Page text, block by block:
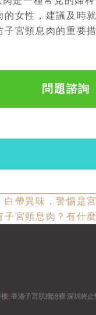
的女性，建議及時
子宮頸息肉的重要
問題諮詢
白帶異味，警惕是
子宮頸息肉？有什
接:香港子宮肌瘤治療 深圳終止